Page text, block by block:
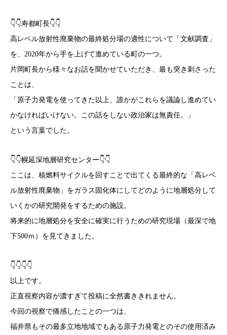
👇️👇️寿都町長👇️👇️
高レベル放射性廃棄物の最終処分場の適性について「文献調査」
を、2020年から手を上げて進めている町の一つ。
片岡町長から様々なお話を聞かせていただき、最も突き刺さった
ことは、
「原子力発電を使ってきた以上、誰かがこれらを議論し進めてい
かなければいけない。この話をしない政治家は無責任。」
という言葉でした。
👇️👇️幌延深地層研究センター👇️👇️
ここは、核燃料サイクルを回すことで出てくる最終的な「高レベ
ル放射性廃棄物」をガラス固化体にしてどのように地層処分して
いくかの研究開発をするための施設。
将来的に地層処分を安全に確実に行うための研究現場（最深で地
下500ｍ）を見てきました。
👇️👇️👇️👇️
以上です。
正直視察内容が濃すぎて投稿に全然書ききれません。
今回の視察で痛感したことの一つは、
福井県もその最多立地地域でもある原子力発電とのその使用済み